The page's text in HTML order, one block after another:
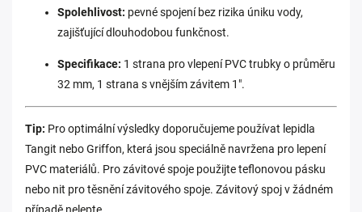
Spolehlivost: pevné spojení bez rizika úniku vody,
zajišťující dlouhodobou funkčnost.
Specifikace: 1 strana pro vlepení PVC trubky o průměru
32 mm, 1 strana s vnějším závitem 1".
Tip: Pro optimální výsledky doporučujeme používat lepidla
Tangit nebo Griffon, která jsou speciálně navržena pro lepení
PVC materiálů. Pro závitové spoje použijte teflonovou pásku
nebo nit pro těsnění závitového spoje. Závitový spoj v žádném